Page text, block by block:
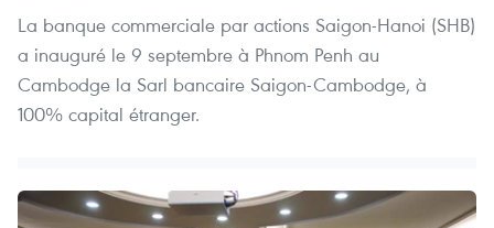
La banque commerciale par actions Saigon-Hanoi (SHB)
a inauguré le 9 septembre à Phnom Penh au
Cambodge la Sarl bancaire Saigon-Cambodge, à
100% capital étranger.